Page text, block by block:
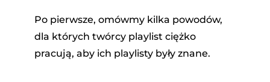
Po pierwsze, omówmy kilka powodów,
dla których twórcy playlist ciężko
pracują, aby ich playlisty były znane.